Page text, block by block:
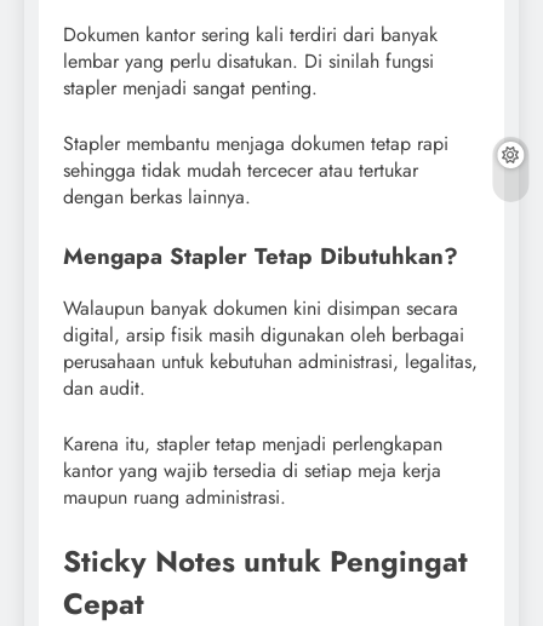
Dokumen kantor sering kali terdiri dari banyak
lembar yang perlu disatukan. Di sinilah fungsi
stapler menjadi sangat penting.
Stapler membantu menjaga dokumen tetap rapi
sehingga tidak mudah tercecer atau tertukar
dengan berkas lainnya.
Mengapa Stapler Tetap Dibutuhkan?
Walaupun banyak dokumen kini disimpan secara
digital, arsip fisik masih digunakan oleh berbagai
perusahaan untuk kebutuhan administrasi, legalitas,
dan audit.
Karena itu, stapler tetap menjadi perlengkapan
kantor yang wajib tersedia di setiap meja kerja
maupun ruang administrasi.
Sticky Notes untuk Pengingat
Cepat